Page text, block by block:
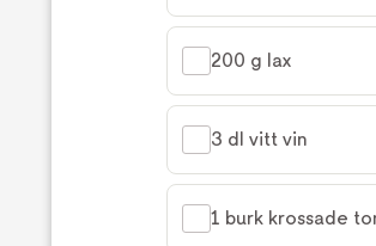
200 g lax
3 dl vitt vin
1 burk krossade